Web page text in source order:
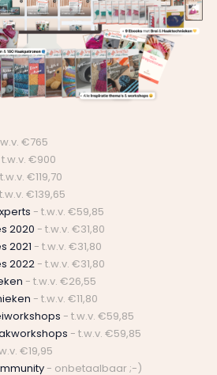
€765
€900
€119,70
€139,65
- t.w.v. €59,85
2020 - t.w.v. €31,80
2021 - t.w.v. €31,80
2022- t.w.v. €31,80
- t.w.v. €26,55
- t.w.v. €11,80
- t.w.v. €59,85
- t.w.v. €59,85
€19,95
- onbetaalbaar ;-)